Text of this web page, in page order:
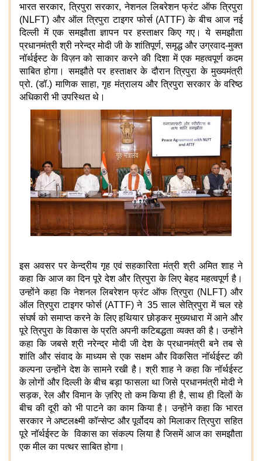
भारत सरकार, त्रिपुरा सरकार, नेशनल लिबरेशन फ्रंट ऑफ त्रिपुरा
(NLFT) और ऑल त्रिपुरा टाइगर फोर्स (ATTF) के बीच आज नई
दिल्ली में एक समझौता ज्ञापन पर हस्ताक्षर किए गए। ये समझौता
प्रधानमंत्री श्री नरेन्द्र मोदी जी के शांतिपूर्ण, समृद्ध और उग्रवाद-मुक्त
नॉर्थईस्ट के विज़न को साकार करने की दिशा में एक महत्वपूर्ण कदम
साबित होगा। समझौते पर हस्ताक्षर के दौरान त्रिपुरा के मुख्यमंत्री
प्रो. (डॉ.) माणिक साहा, गृह मंत्रालय और त्रिपुरा सरकार के वरिष्ठ
अधिकारी भी उपस्थित थे।
इस अवसर पर केन्द्रीय गृह एवं सहकारिता मंत्री श्री अमित शाह ने
कहा कि आज का दिन पूरे देश और त्रिपुरा के लिए बेहद महत्वपूर्ण है।
उन्होंने कहा कि नेशनल लिबरेशन फ्रंट ऑफ त्रिपुरा (NLFT) और
ऑल त्रिपुरा टाइगर फोर्स (ATTF) ने 35 साल सेत्रिपुरा में चल रहे
संघर्ष को समाप्त करने के लिए हथियार छोड़कर मुख्यधारा में आने और
पूरे त्रिपुरा के विकास के प्रति अपनी कटिबद्धता व्यक्त की है। उन्होंने
कहा कि जबसे श्री नरेन्द्र मोदी जी देश के प्रधानमंत्री बने तब से
शांति और संवाद के माध्यम से एक सक्षम और विकसित नॉर्थईस्ट की
कल्पना उन्होंने देश के सामने रखी है। श्री शाह ने कहा कि नॉर्थईस्ट
के लोगों और दिल्ली के बीच बड़ा फासला था जिसे प्रधानमंत्री मोदी ने
सड़क, रेल और विमान के ज़रिए तो कम किया ही है, साथ ही दिलों के
बीच की दूरी को भी पाटने का काम किया है। उन्होंने कहा कि भारत
सरकार ने अष्टलक्ष्मी कॉन्सेप्ट और पूर्वोदय को मिलाकर त्रिपुरा सहित
पूरे नॉर्थईस्ट के विकास का संकल्प लिया है जिसमें आज का समझौता
एक मील का पत्थर साबित होगा।